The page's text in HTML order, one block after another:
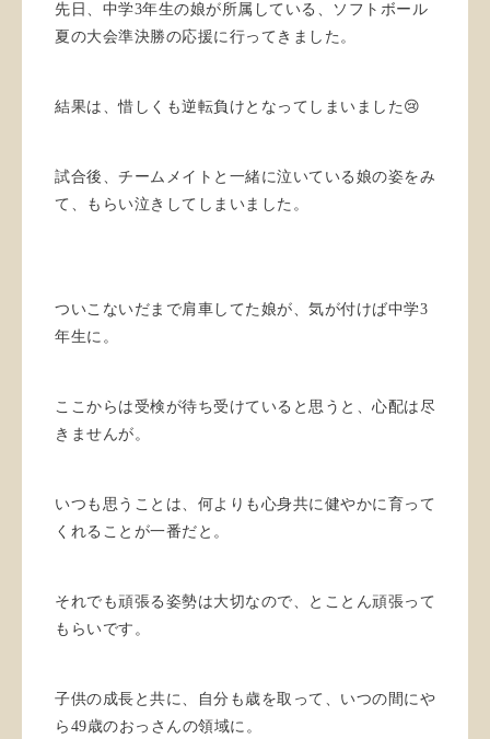
先日、中学3年生の娘が所属している、ソフトボール
夏の大会準決勝の応援に行ってきました。
結果は、惜しくも逆転負けとなってしまいました 😢
試合後、チームメイトと一緒に泣いている娘の姿をみ
て、もらい泣きしてしまいました。
ついこないだまで肩車してた娘が、気が付けば中学3
年生に。
ここからは受検が待ち受けていると思うと、心配は尽
きませんが。
いつも思うことは、何よりも心身共に健やかに育って
くれることが一番だと。
それでも頑張る姿勢は大切なので、とことん頑張って
もらいです。
子供の成長と共に、自分も歳を取って、いつの間にや
ら 49歳のおっさんの領域に。